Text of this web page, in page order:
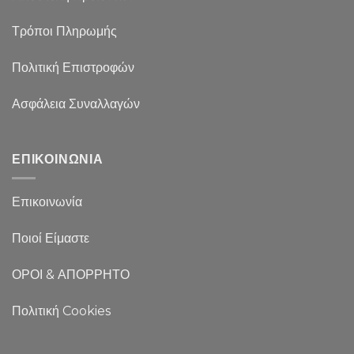
Τρόποι Πληρωμής
Πολιτική Επιστροφών
Ασφάλεια Συναλλαγών
ΕΠΙΚΟΙΝΩΝΙΑ
Επικοινωνία
Ποιοί Είμαστε
ΟΡΟΙ & ΑΠΟΡΡΗΤΟ
Πολιτική Cookies